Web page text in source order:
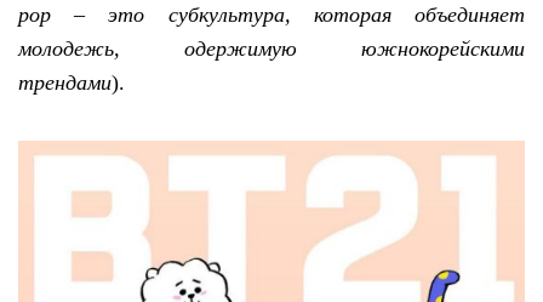
pop – это субкультура, которая объединяет
молодежь, одержимую южнокорейскими
трендами).